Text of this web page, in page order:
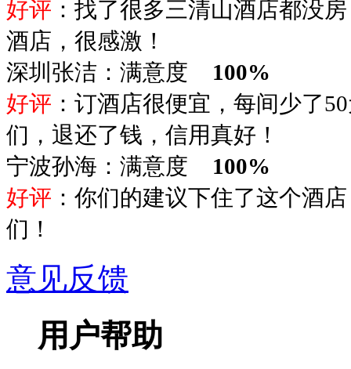
好评 ：找了很多三清山酒店都没
酒店，很感激！
深圳张洁：满意度
100%
好评 ：订酒店很便宜，每间少了
们，退还了钱，信用真好！
宁波孙海：满意度
100%
好评 ：你们的建议下住了这个酒
们！
意见反馈
用户帮助